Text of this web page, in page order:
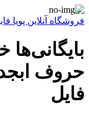
فروشگاه آنلاین پویا
بایگانی‌ها
حروف ابجد
فایل